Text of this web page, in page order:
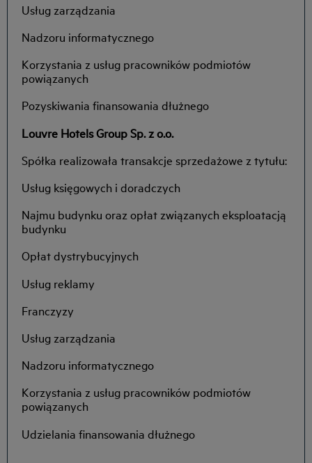
Usług zarządzania
Nadzoru informatycznego
Korzystania z usług pracowników podmiotów
powiązanych
Pozyskiwania finansowania dłużnego
Louvre Hotels Group Sp. z o.o.
Spółka realizowała transakcje sprzedażowe z tytułu:
Usług księgowych i doradczych
Najmu budynku oraz opłat związanych eksploatacją
budynku
Opłat dystrybucyjnych
Usług reklamy
Franczyzy
Usług zarządzania
Nadzoru informatycznego
Korzystania z usług pracowników podmiotów
powiązanych
Udzielania finansowania dłużnego